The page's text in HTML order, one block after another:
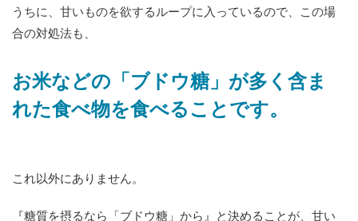
うちに、甘いものを欲するループに入っているので、この場
合の対処法も、
お米などの「ブドウ糖」が多く含ま
れた食べ物を食べることです。
これ以外にありません。
『糖質を摂るなら「ブドウ糖」から』と決めることが、甘い